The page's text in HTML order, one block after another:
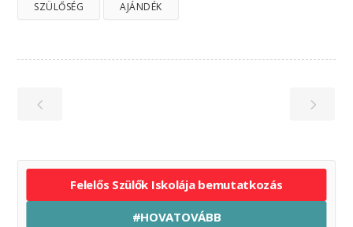
SZÜLŐSÉG AJÁNDÉK
Felelős Szülők Iskolája bemutatkozás
#HOVATOVÁBB